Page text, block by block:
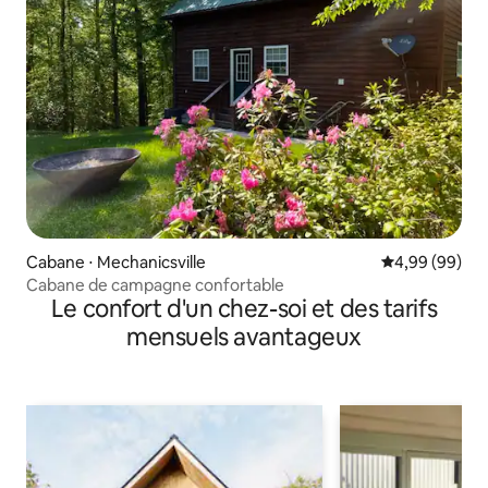
Cabane ⋅ Mechanicsville Évaluation
4,99 (99)
Cabane de campagne confortable
Le confort d'un chez-soi et des tarifs
mensuels avantageux